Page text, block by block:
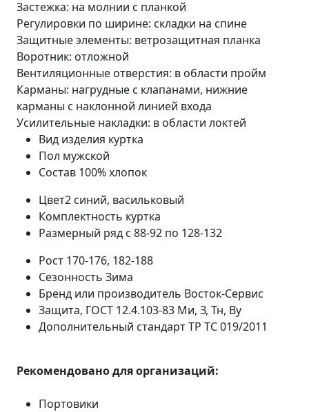
Застежка: на молнии с планкой
Регулировки по ширине: складки на спине
Защитные элементы: ветрозащитная планка
Воротник: отложной
Вентиляционные отверстия: в области пройм
Карманы: нагрудные с клапанами, нижние
карманы с наклонной линией входа
Усилительные накладки: в области локтей
Вид изделия куртка
Пол мужской
Состав 100% хлопок
Цвет2 синий, васильковый
Комплектность куртка
Размерный ряд с 88-92 по 128-132
Рост 170-176, 182-188
Сезонность Зима
Бренд или производитель Восток-Сервис
Защита, ГОСТ 12.4.103-83 Ми, З, Тн, Ву
Дополнительный стандартТР ТС 019/2011
Рекомендовано для организаций:
Портовики